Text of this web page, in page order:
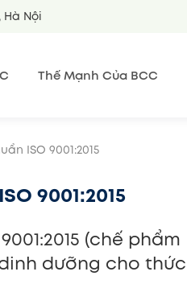
Hà Nội
Thế Mạnh Của BCC
ISO 9001:2015
9001:2015
(chế phẩm
dưỡng cho thức